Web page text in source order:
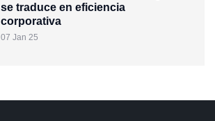
se traduce en eficiencia
corporativa
07 Jan 25